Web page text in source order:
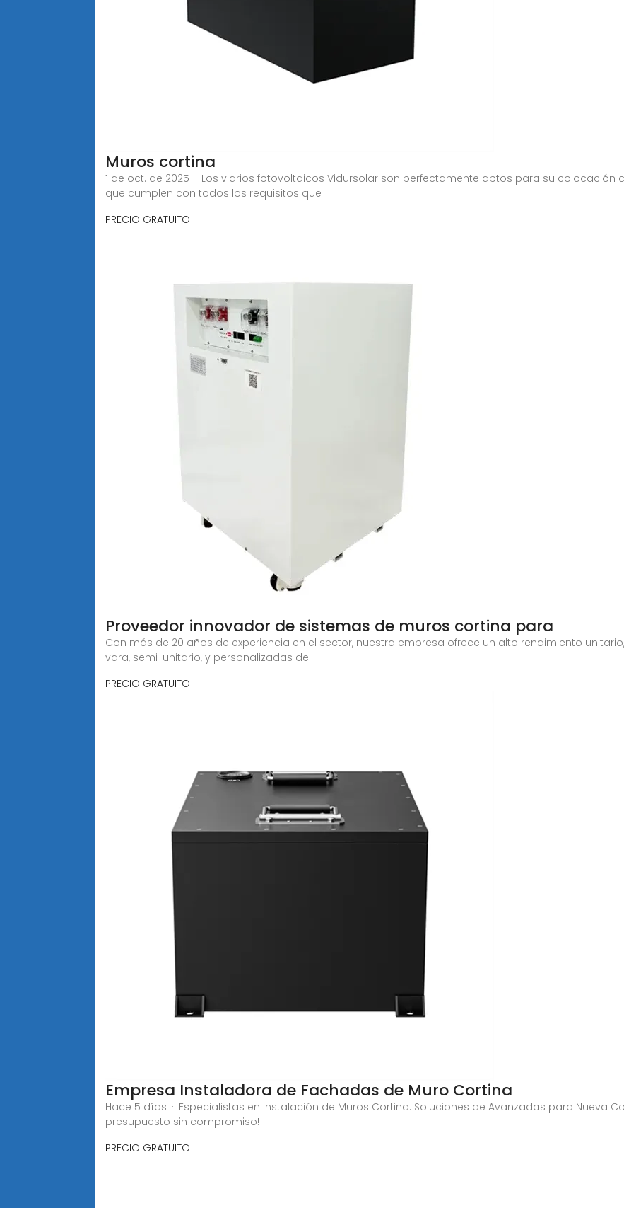
Muros cortina
1 de oct. de 2025 · Los vidrios fotovoltaicos Vidursolar son perfectamente aptos para su
que cumplen con todos los requisitos que
PRECIO GRATUITO
Proveedor innovador de sistemas de muros cortina para
Con más de 20 años de experiencia en el sector, nuestra empresa ofrece un alto rendimiento
vara, semi-unitario, y personalizadas de
PRECIO GRATUITO
Empresa Instaladora de Fachadas de Muro Cortina
Hace 5 días · Especialistas en Instalación de Muros Cortina. Soluciones de Avanzadas para Nueva
presupuesto sin compromiso!
PRECIO GRATUITO